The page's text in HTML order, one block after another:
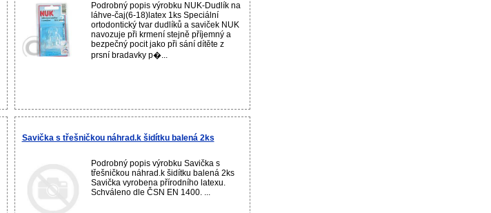
Podrobný popis výrobku NUK-Dudlík na
láhve-čaj(6-18)latex 1ks Speciální
ortodontický tvar dudlíků a saviček NUK
navozuje při krmení stejně příjemný a
bezpečný pocit jako při sání dítěte z
prsní bradavky p�...
Savička s třešničkou náhrad.k šidítku balená 2ks
Podrobný popis výrobku Savička s
třešničkou náhrad.k šidítku balená 2ks
Savička vyrobena přírodního latexu.
Schváleno dle ČSN EN 1400. ...